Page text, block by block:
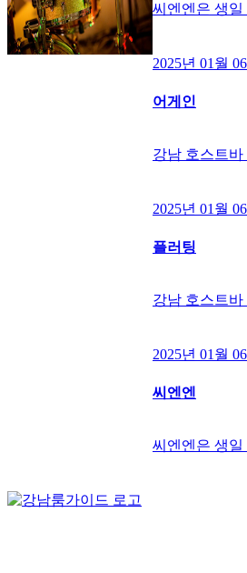
씨엔엔은 생
2025년 01월
어게인
강남 호스트
2025년 01월
플러팅
강남 호스트
2025년 01월
씨엔엔
씨엔엔은 생